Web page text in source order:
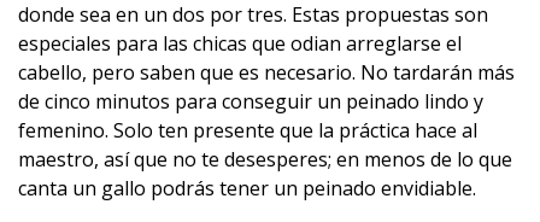
donde sea en un dos por tres. Estas propuestas son
especiales para las chicas que odian arreglarse el
cabello, pero saben que es necesario. No tardarán más
de cinco minutos para conseguir un peinado lindo y
femenino. Solo ten presente que la práctica hace al
maestro, así que no te desesperes; en menos de lo que
canta un gallo podrás tener un peinado envidiable.